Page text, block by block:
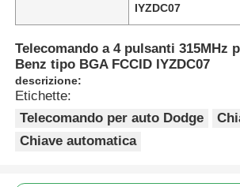
IYZDC07
Telecomando a 4 pulsanti 315MHz
Benz tipo BGA FCCID IYZDC07
descrizione:
Etichette:
Telecomando per auto Dodge
Chiave automatica